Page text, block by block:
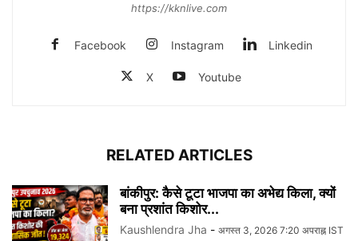
https://kknlive.com
Facebook Instagram Linkedin
X Youtube
RELATED ARTICLES
बांकीपुर: कैसे टूटा भाजपा का अभेद्य किला, क्यों
बना प्रशांत किशोर...
Kaushlendra Jha - अगस्त 3, 2026 7:20 अपराह्न IST